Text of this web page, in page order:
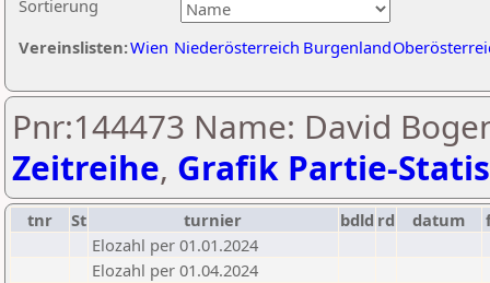
Sortierung
Vereinslisten:Wien Niederösterreich Burgenland
Pnr:144473 Name: David
Zeitreihe, Grafik Partie-
tnr St turnier bdld rd datum
Elozahl per 01.01.2024
Elozahl per 01.04.2024